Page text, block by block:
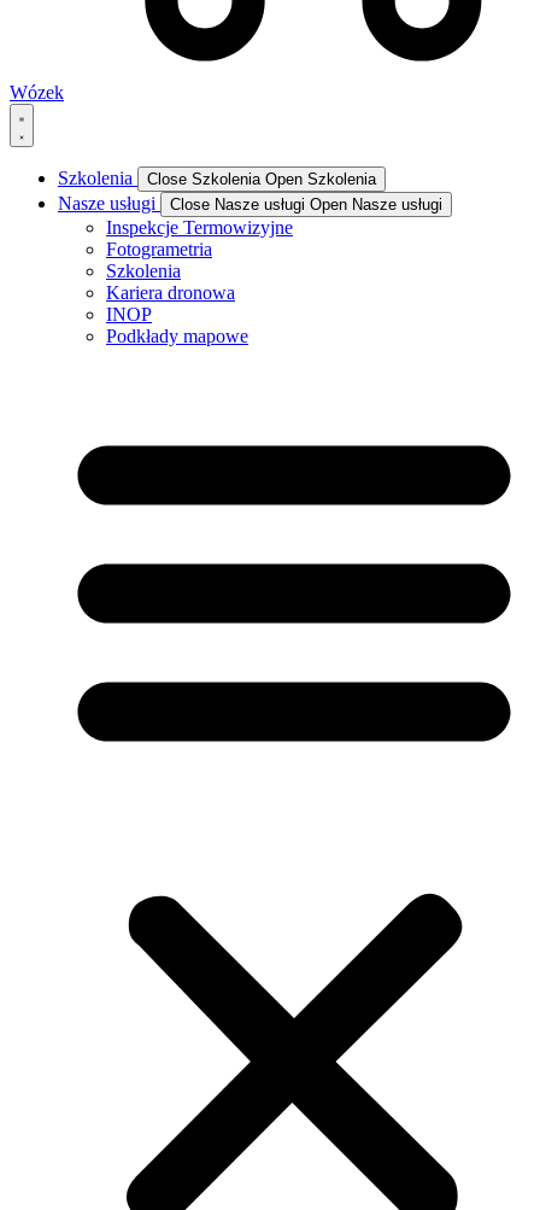
Wózek
Szkolenia Close Szkolenia Open Szkolenia
Nasze usługi Close Nasze usługi Open Nasze usługi
Inspekcje Termowizyjne
Fotogrametria
Szkolenia
Kariera dronowa
INOP
Podkłady mapowe